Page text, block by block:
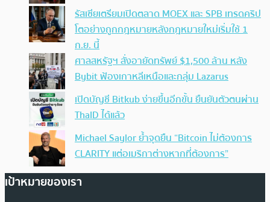
รัสเซียเตรียมเปิดตลาด MOEX และ SPB เทรดคริป
โตอย่างถูกกฎหมายหลังกฎหมายใหม่เริ่มใช้ 1
ก.ย. นี้
ศาลสหรัฐฯ สั่งอายัดทรัพย์ $1,500 ล้าน หลัง
Bybit ฟ้องเกาหลีเหนือและกลุ่ม Lazarus
เปิดบัญชี Bitkub ง่ายขึ้นอีกขั้น ยืนยันตัวตนผ่าน
ThaID ได้แล้ว
Michael Saylor ย้ำจุดยืน “Bitcoin ไม่ต้องการ
CLARITY แต่อเมริกาต่างหากที่ต้องการ”
เป้าหมายของเรา